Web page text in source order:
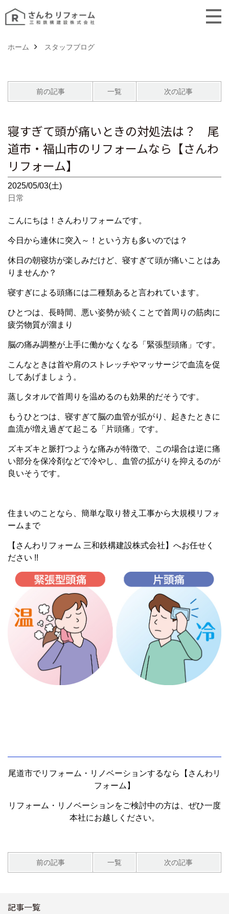
ホーム スタッフブログ
前の記事 一覧 次の記事
寝すぎて頭が痛いときの対処法は？ 尾
道市・福山市のリフォームなら【さんわ
リフォーム】
2025/05/03(土)
日常
こんにちは！さんわリフォームです。
今日から連休に突入～！という方も多いのでは？
休日の朝寝坊が楽しみだけど、寝すぎて頭が痛いことはあ
りませんか？
寝すぎによる頭痛には二種類あると言われています。
ひとつは、長時間、悪い姿勢が続くことで首周りの筋肉に
疲労物質が溜まり
脳の痛み調整が上手に働かなくなる「緊張型頭痛」です。
こんなときは首や肩のストレッチやマッサージで血流を促
してあげましょう。
蒸しタオルで首周りを温めるのも効果的だそうです。
もうひとつは、寝すぎて脳の血管が拡がり、起きたときに
血流が増え過ぎて起こる「片頭痛」です。
ズキズキと脈打つような痛みが特徴で、この場合は逆に痛
い部分を保冷剤などで冷やし、血管の拡がりを抑えるのが
良いそうです。
住まいのことなら、簡単な取り替え工事から大規模リフォ
ームまで
【さんわリフォーム 三和鉄構建設株式会社】へお任せく
ださい !!
尾道市でリフォーム・リノベーションするなら【さんわリ
フォーム】
リフォーム・リノベーションをご検討中の方は、ぜひ一度
本社にお越しください。
前の記事 一覧 次の記事
記事一覧